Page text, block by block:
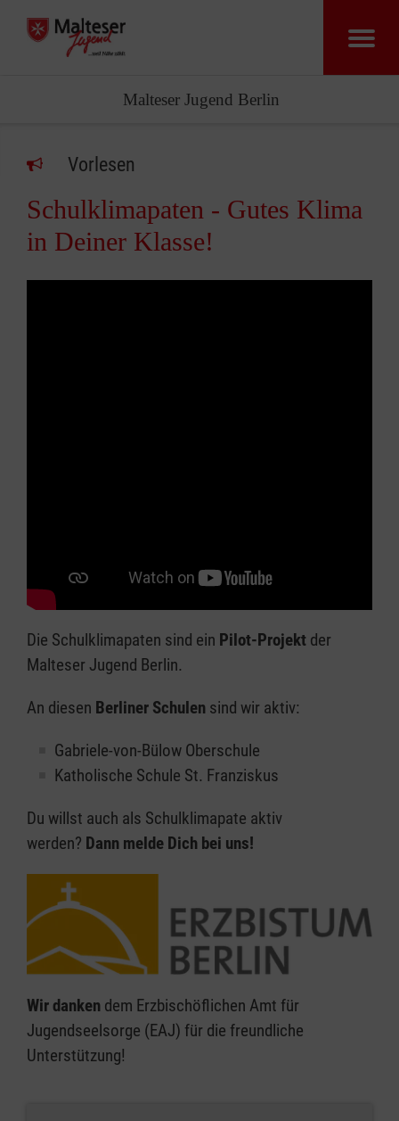
Malteser Jugend Berlin
Vorlesen
Schulklimapaten - Gutes Klima
in Deiner Klasse!
Die Schulklimapaten sind ein Pilot-Projekt der
Malteser Jugend Berlin.
An diesen Berliner Schulen sind wir aktiv:
Gabriele-von-Bülow Oberschule
Katholische Schule St. Franziskus
Du willst auch als Schulklimapate aktiv
werden? Dann melde Dich bei uns!
Wir danken dem Erzbischöflichen Amt für
Jugendseelsorge (EAJ) für die freundliche
Unterstützung!